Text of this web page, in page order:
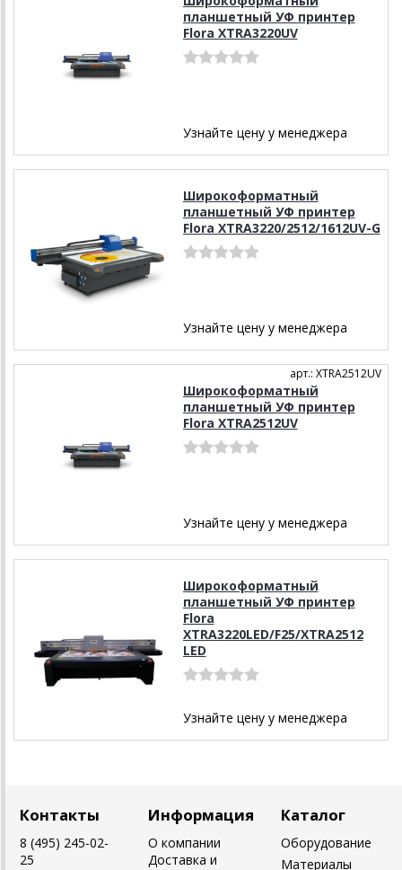
планшетный УФ принтер
Flora XTRA3220UV
Узнайте цену у менеджера
Широкоформатный
планшетный УФ принтер
Flora XTRA3220/2512/1612UV-G
Узнайте цену у менеджера
арт.: XTRA2512UV
Широкоформатный
планшетный УФ принтер
Flora XTRA2512UV
Узнайте цену у менеджера
Широкоформатный
планшетный УФ принтер
Flora
XTRA3220LED/F25/XTRA2512
LED
Узнайте цену у менеджера
Контакты
8 (495) 245-02-
25
Информация
О компании
Доставка и
Каталог
Оборудование
Материалы